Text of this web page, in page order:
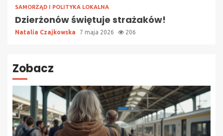
SAMORZĄD I POLITYKA LOKALNA
Dzierżonów świętuje strażaków!
Natalia Czajkowska 7 maja 2026 206
Zobacz